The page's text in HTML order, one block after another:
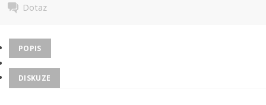
Dotaz
POPIS
DISKUZE